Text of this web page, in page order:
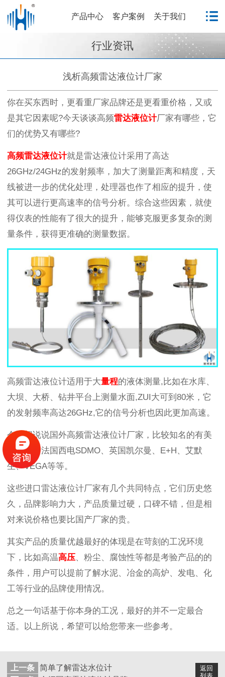
产品中心 客户案例 关于我们
行业资讯
浅析高频雷达液位计厂家
你在买东西时，更看重厂家品牌还是更看重价格，又或
是其它因素呢?今天谈谈高频雷达液位计厂家有哪些，它
们的优势又有哪些?
高频雷达液位计就是雷达液位计采用了高达
26GHz/24GHz的发射频率，加大了测量距离和精度，天
线被进一步的优化处理，处理器也作了相应的提升，使
其可以进行更高速率的信号分析。综合这些因素，就使
得仪表的性能有了很大的提升，能够克服更多复杂的测
量条件，获得更准确的测量数据。
高频雷达液位计适用于大量程的液体测量,比如在水库、
大坝、大桥、钻井平台上测量水面,ZUI大可到80米，它
的发射频率高达26GHz,它的信号分析也因此更加高速。
今天想说说国外高频雷达液位计厂家，比较知名的有美
国库柏、法国西电SDMO、英国凯尔曼、E+H、艾默
生、VEGA等等。
这些进口雷达液位计厂家有几个共同特点，它们历史悠
久，品牌影响力大，产品质量过硬，口碑不错，但是相
对来说价格也要比国产厂家的贵。
其实产品的质量优越最好的体现是在苛刻的工况环境
下，比如高温高压、粉尘、腐蚀性等都是考验产品的的
条件，用户可以提前了解水泥、冶金的高炉、发电、化
工等行业的品牌使用情况。
总之一句话基于你本身的工况，最好的并不一定最合
适。以上所说，希望可以给您带来一些参考。
返回
上一条 简单了解雷达水位计